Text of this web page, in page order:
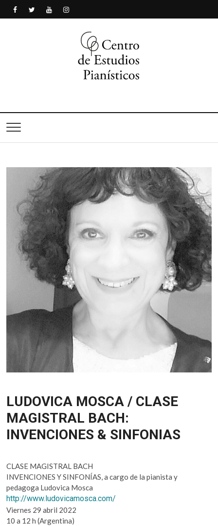
Centro de Estudios
LUDOVICA MOSCA / CLASE
MAGISTRAL BACH:
INVENCIONES & SINFONIAS
CLASE MAGISTRAL BACH
INVENCIONES Y SINFONÍAS, a cargo de la pianista y
pedagoga Ludovica Mosca
http://www.ludovicamosca.com/
Viernes 29 abril 2022
10 a 12 h (Argentina)